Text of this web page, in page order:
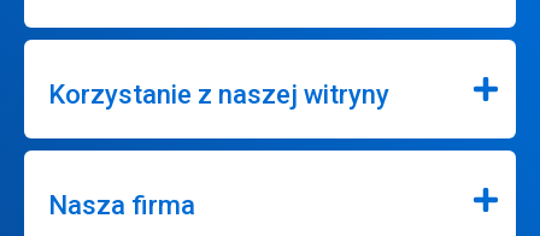
Korzystanie z naszej witryny
Nasza firma